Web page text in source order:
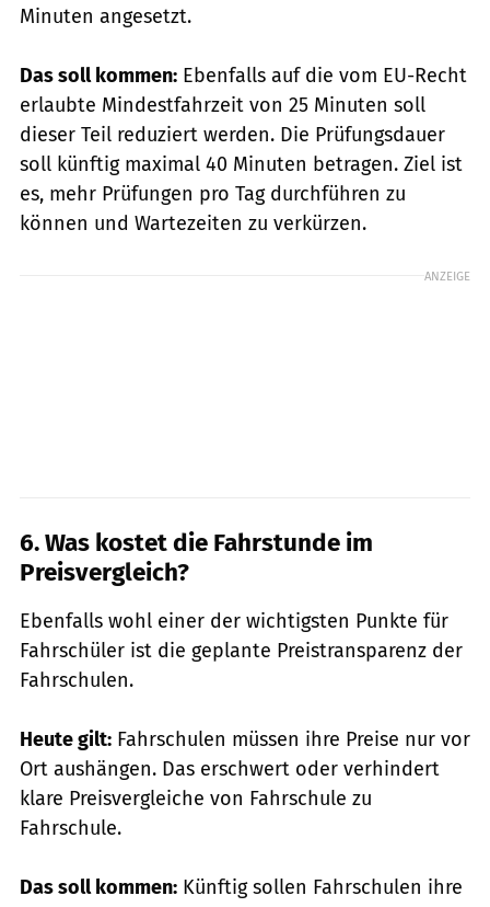
Minuten angesetzt.
Das soll kommen: Ebenfalls auf die vom EU-Recht
erlaubte Mindestfahrzeit von 25 Minuten soll
dieser Teil reduziert werden. Die Prüfungsdauer
soll künftig maximal 40 Minuten betragen. Ziel ist
es, mehr Prüfungen pro Tag durchführen zu
können und Wartezeiten zu verkürzen.
ANZEIGE
6. Was kostet die Fahrstunde im
Preisvergleich?
Ebenfalls wohl einer der wichtigsten Punkte für
Fahrschüler ist die geplante Preistransparenz der
Fahrschulen.
Heute gilt: Fahrschulen müssen ihre Preise nur vor
Ort aushängen. Das erschwert oder verhindert
klare Preisvergleiche von Fahrschule zu
Fahrschule.
Das soll kommen: Künftig sollen Fahrschulen ihre